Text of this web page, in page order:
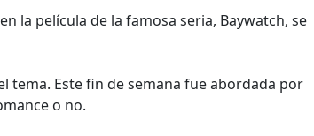
la película de la famosa seria, Baywatch, se
tema. Este fin de semana fue abordada por
o no.